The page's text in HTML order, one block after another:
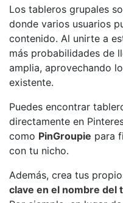
Los tableros grupales
donde varios usuarios
contenido. Al unirte a
más probabilidades de
amplia, aprovechando
existente.
Puedes encontrar
directamente en
como PinGroupie para
con tu nicho.
Además, crea tus
clave en el nombre del